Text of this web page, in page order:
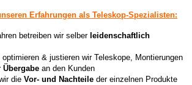
Erfahrungen als Teleskop-Spezialisten:
betreiben wir selber leidenschaftlich
& justieren wir Teleskope, Montierungen
Übergabe an den Kunden
die Vor- und Nachteile der einzelnen Produkte